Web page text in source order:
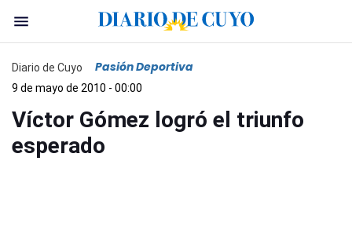
Diario de Cuyo Pasión Deportiva
9 de mayo de 2010 - 00:00
Víctor Gómez logró el triunfo
esperado